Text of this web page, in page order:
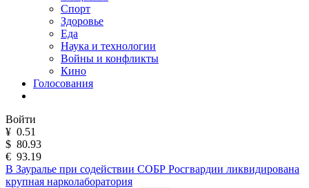
Спорт
Здоровье
Еда
Наука и технологии
Войны и конфликты
Кино
Голосования
Войти
¥ 0.51
$ 80.93
€ 93.19
В Зауралье при содействии СОБР Росгвардии ликвидирована
крупная нарколаборатория